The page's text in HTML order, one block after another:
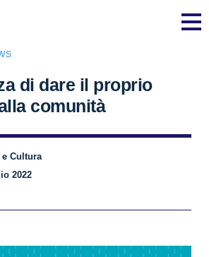
di dare il proprio
comunità
e Cultura
2022